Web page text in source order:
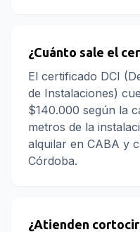
¿Cuánto sale el
El certificado DCI
de Instalaciones)
$140.000 según la
metros de la
alquilar en CABA y
Córdoba.
¿Atienden